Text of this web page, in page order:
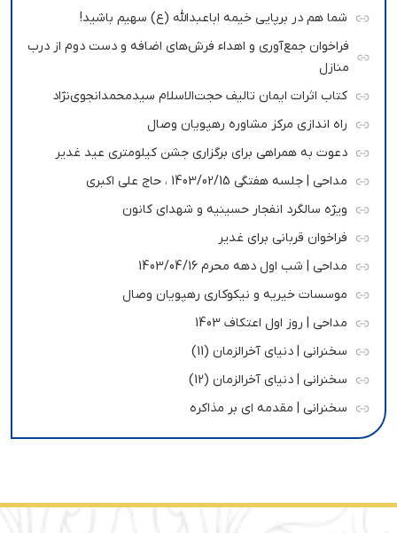
شما هم در برپایی خیمه اباعبدالله (ع) سهیم باشید!
فراخوان جمع‌آوری و اهداء فرش‌های اضافه و دست دوم از درب
منازل
کتاب اثرات ایمان تالیف حجت‌الاسلام سیدمحمدانجوی‌نژاد
راه اندازی مرکز مشاوره رهپویان وصال
دعوت به همراهی برای برگزاری جشن کیلومتری عید غدیر
مداحی | جلسه هفتگی 1403/02/15 ، حاج علی اکبری
ویژه سالگرد انفجار حسینیه و شهدای کانون
فراخوان قربانی برای غدیر
مداحی | شب اول دهه محرم 1403/04/16
موسسات خیریه و نیکوکاری رهپویان وصال
مداحی | روز اول اعتکاف 1403
سخنرانی | دنیای آخرالزمان (11)
سخنرانی | دنیای آخرالزمان (12)
سخنرانی | مقدمه ای بر مذاکره